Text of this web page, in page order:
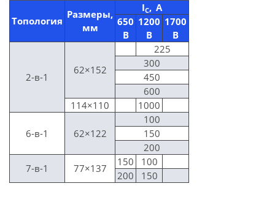
Топология
Размеры,
мм
IC, A
650
В
1200
В
1700
В
2-в-1
62×152
225
300
450
600
114×110
1000
6-в-1 62×122
100
150
200
7-в-1
77×137
150
100
200
150